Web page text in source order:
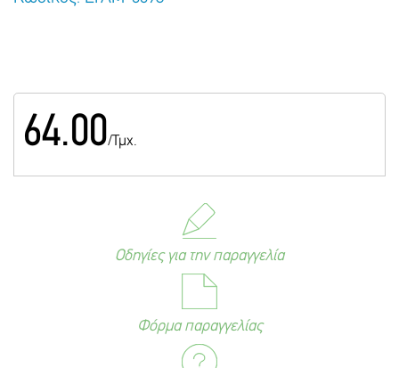
64.00/Τμχ.
Οδηγίες για την παραγγελία
Φόρμα παραγγελίας